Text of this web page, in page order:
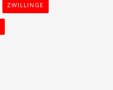
ZWILLINGE